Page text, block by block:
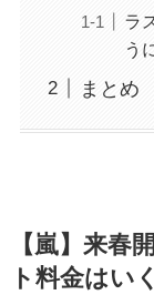
ラ
う
まとめ
【嵐】来春
ト料金はい